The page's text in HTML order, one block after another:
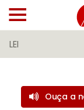
LEI
Ouça a